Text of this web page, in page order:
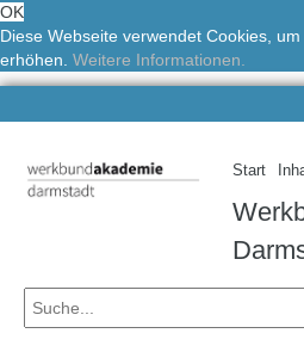
OK
Diese Webseite verwendet Cookies,
erhöhen. Weitere Informationen.
Start